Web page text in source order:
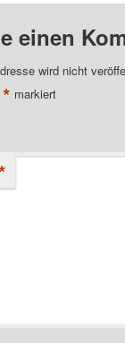
einen
wird nicht
* markiert